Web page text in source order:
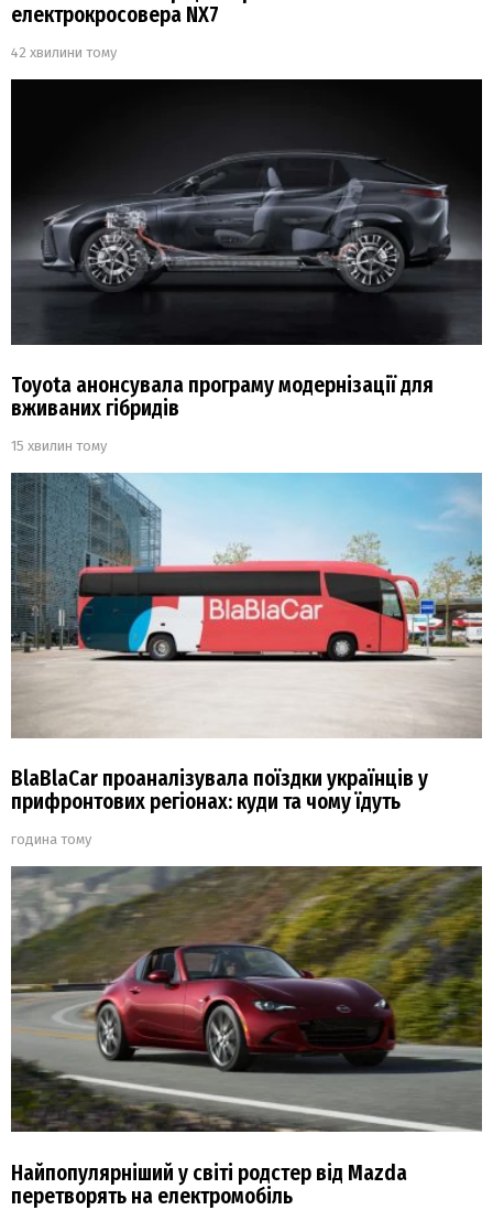
електрокросовера NX7
42 хвилини тому
Toyota анонсувала програму модернізації для
вживаних гібридів
15 хвилин тому
BlaBlaCar проаналізувала поїздки українців у
прифронтових регіонах: куди та чому їдуть
година тому
Найпопулярніший у світі родстер від Mazda
перетворять на електромобіль